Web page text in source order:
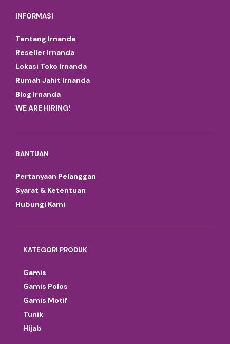
INFORMASI
Tentang Irnanda
Reseller Irnanda
Lokasi Toko Irnanda
Rumah Jahit Irnanda
Blog Irnanda
WE ARE HIRING!
BANTUAN
Pertanyaan Pelanggan
Syarat & Ketentuan
Hubungi Kami
KATEGORI PRODUK
Gamis
Gamis Polos
Gamis Motif
Tunik
Hijab